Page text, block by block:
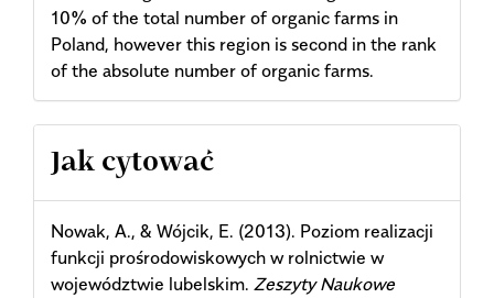
10% of the total number of organic farms in
Poland, however this region is second in the rank
of the absolute number of organic farms.
Article
Details
Jak cytować
Nowak, A., & Wójcik, E. (2013). Poziom realizacji
funkcji prośrodowiskowych w rolnictwie w
województwie lubelskim. Zeszyty Naukowe